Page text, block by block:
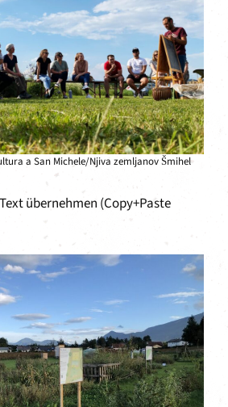
testo
a San Michele/Njiva zemljanov Šmihel
übernehmen (Copy+Paste